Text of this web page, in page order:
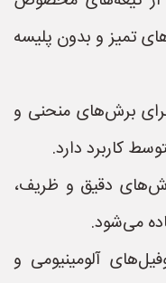
تمیز و بدون پلیسه
برش‌های منحنی و
کاربرد دارد.
دقیق و ظریف،
می‌شود.
آلومینیومی و